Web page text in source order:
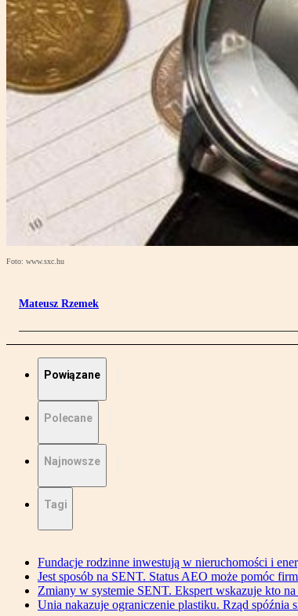
Foto: www.sxc.hu
Mateusz Rzemek
Powiązane
Polecane
Najnowsze
Tagi
Fundacje rodzinne inwestują w nieruchomości i
Jest sposób na SENT. Status AEO może pomóc
Zmiany w systemie SENT. Ekspert wskazuje kto
Unia nakazuje ograniczenie plastiku. Rząd spóźnia